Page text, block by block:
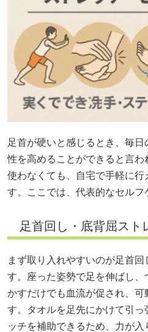
足首が硬いと感じるとき、毎
性を高めることができると言
使わなくても、自宅で手軽に行
す。ここでは、代表的なセルフ
足首回し・底背屈スト
まず取り入れやすいのが足首
す。座った姿勢で足を伸ばし
かすだけでも血流が促され、可
す。タオルを足先にかけて引
ッチを補助できるため、力が